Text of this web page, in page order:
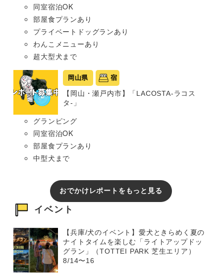
同室宿泊OK
部屋食プランあり
プライベートドッグランあり
わんこメニューあり
超大型犬まで
岡山県 宿
【岡山・瀬戸内市】「LACOSTA-ラコス
タ-」
グランピング
同室宿泊OK
部屋食プランあり
中型犬まで
おでかけレポートをもっと見る
イベント
【兵庫/犬のイベント】愛犬ときらめく夏の
ナイトタイムを楽しむ「ライトアップドッ
グラン」（TOTTEI PARK 芝生エリア）
8/14〜16